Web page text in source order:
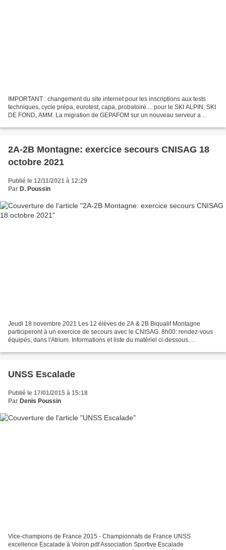
IMPORTANT : changement du site internet pour les inscriptions aux tests
techniques, cycle prépa, eurotest, capa, probatoire.... pour le SKI ALPIN, SKI
DE FOND, AMM. La migration de GEPAFOM sur un nouveau serveur a
2A-2B Montagne: exercice secours CNISAG 18
octobre 2021
Publié le 12/11/2021 à 12:29
Par D. Poussin
Jeudi 18 novembre 2021 Les 12 élèves de 2A & 2B Biqualif Montagne
participeront à un exercice de secours avec le CNISAG. 8h00: rendez-vous
équipés, dans l'Atrium. Informations et liste du matériel ci-dessous.
UNSS Escalade
Publié le 17/01/2015 à 15:18
Par Denis Poussin
Vice-champions de France 2015 - Championnats de France UNSS
excellence Escalade à Voiron.pdf Association Sportive Escalade